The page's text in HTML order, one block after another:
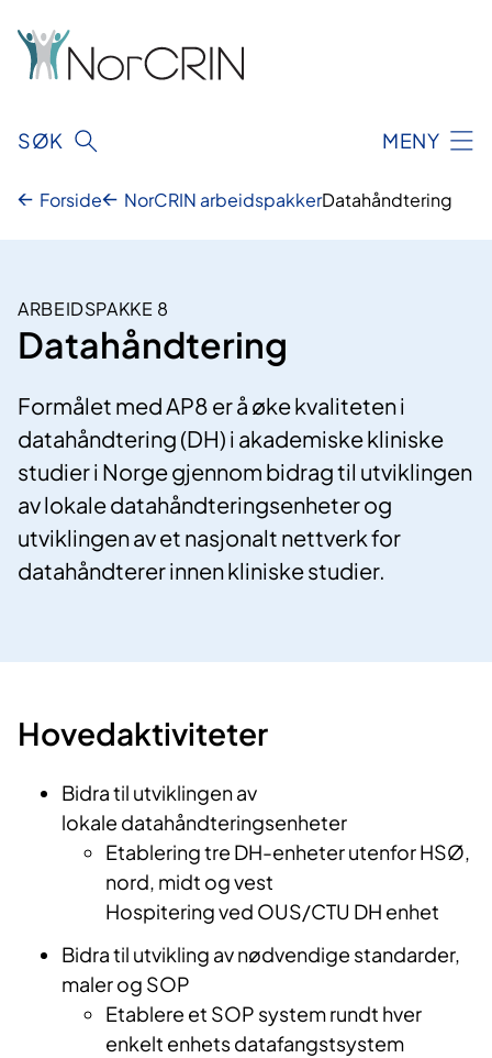
innhold
SØK MENY
Forside NorCRIN arbeidspakkerDatahåndtering
ARBEIDSPAKKE 8
Datahåndtering
Formålet med AP8 er å øke kvaliteten i
datahåndtering (DH) i akademiske kliniske
studier i Norge gjennom bidrag til utviklingen
av lokale datahåndteringsenheter og
utviklingen av et nasjonalt nettverk for
datahåndterer innen kliniske studier.
Hovedaktiviteter
Bidra til utviklingen av
lokale datahåndteringsenheter
Etablering tre DH-enheter utenfor HSØ,
nord, midt og vest
Hospitering ved OUS/CTU DH enhet
Bidra til utvikling av nødvendige standarder,
maler og SOP
Etablere et SOP system rundt hver
enkelt enhets datafangstsystem